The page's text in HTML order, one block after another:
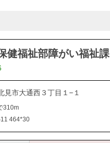
福祉部障がい福祉課
見市大通西３丁目１−１
310m
464*30